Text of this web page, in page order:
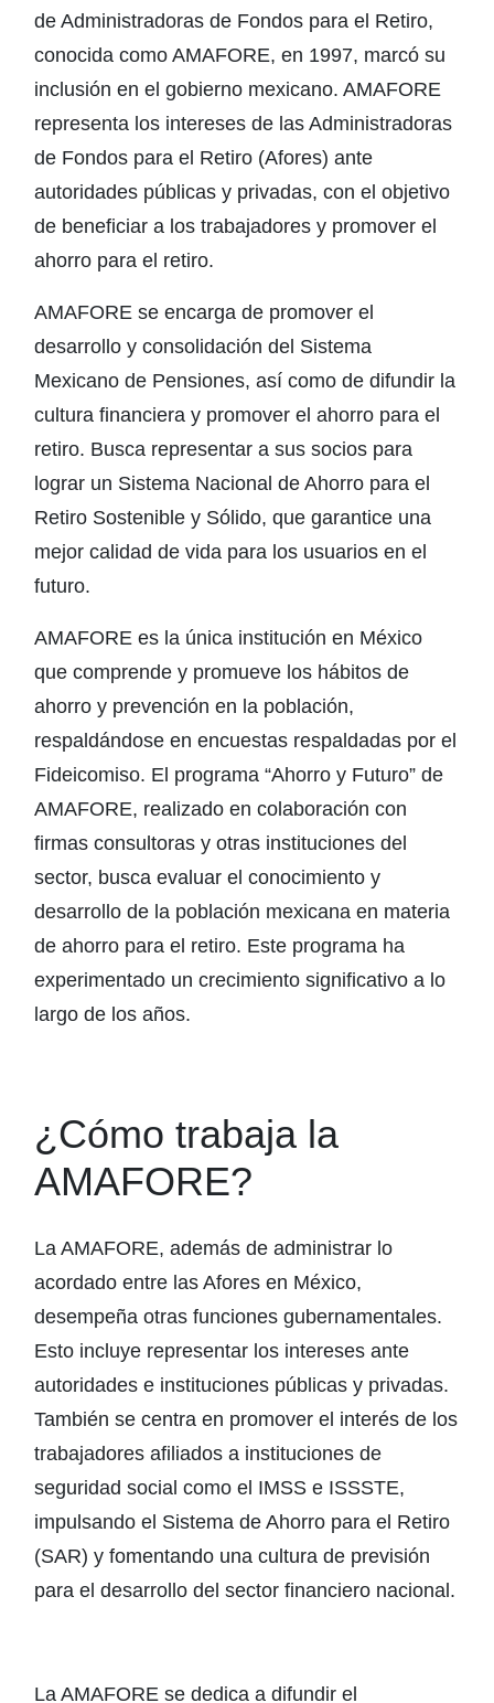
de Administradoras de Fondos para el Retiro,
conocida como AMAFORE, en 1997, marcó su
inclusión en el gobierno mexicano. AMAFORE
representa los intereses de las Administradoras
de Fondos para el Retiro (Afores) ante
autoridades públicas y privadas, con el objetivo
de beneficiar a los trabajadores y promover el
ahorro para el retiro.
AMAFORE se encarga de promover el
desarrollo y consolidación del Sistema
Mexicano de Pensiones, así como de difundir la
cultura financiera y promover el ahorro para el
retiro. Busca representar a sus socios para
lograr un Sistema Nacional de Ahorro para el
Retiro Sostenible y Sólido, que garantice una
mejor calidad de vida para los usuarios en el
futuro.
AMAFORE es la única institución en México
que comprende y promueve los hábitos de
ahorro y prevención en la población,
respaldándose en encuestas respaldadas por el
Fideicomiso. El programa “Ahorro y Futuro” de
AMAFORE, realizado en colaboración con
firmas consultoras y otras instituciones del
sector, busca evaluar el conocimiento y
desarrollo de la población mexicana en materia
de ahorro para el retiro. Este programa ha
experimentado un crecimiento significativo a lo
largo de los años.
¿Cómo trabaja la
AMAFORE?
La AMAFORE, además de administrar lo
acordado entre las Afores en México,
desempeña otras funciones gubernamentales.
Esto incluye representar los intereses ante
autoridades e instituciones públicas y privadas.
También se centra en promover el interés de los
trabajadores afiliados a instituciones de
seguridad social como el IMSS e ISSSTE,
impulsando el Sistema de Ahorro para el Retiro
(SAR) y fomentando una cultura de previsión
para el desarrollo del sector financiero nacional.
La AMAFORE se dedica a difundir el